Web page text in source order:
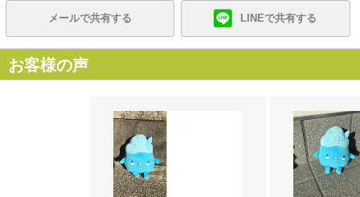
メールで共有する LINEで共有する
お客様の声